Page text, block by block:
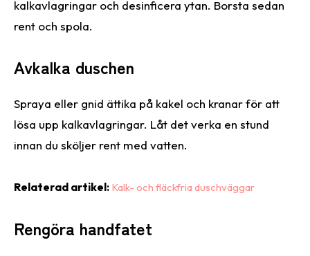
kalkavlagringar och desinficera ytan. Borsta sedan
rent och spola.
Avkalka duschen
Spraya eller gnid ättika på kakel och kranar för att
lösa upp kalkavlagringar. Låt det verka en stund
innan du sköljer rent med vatten.
Relaterad artikel: Kalk- och fläckfria duschväggar
Rengöra handfatet